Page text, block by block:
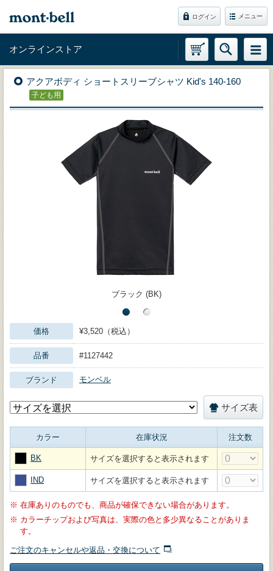
ログイン メニュー
オンラインストア
アクアボディ ショートスリーブシャツ Kid's 140-160
子ども用
ブラック (BK)
価格 ¥3,520（税込）
品番 #1127442
ブランド モンベル
サイズ表
カラー 在庫状況 注文数
BK サイズを選択すると表示されます
IND サイズを選択すると表示されます
※ 在庫ありのものでも、商品が確保できない場合があります。
※ カラーチップおよび写真は、実際の色と多少異なることがありま
す。
ご注文のキャンセルや返品・交換について